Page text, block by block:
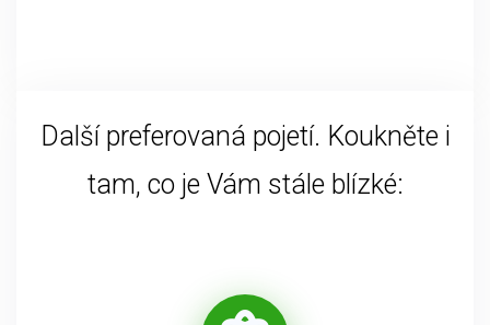
Další preferovaná pojetí. Koukněte i
tam, co je Vám stále blízké: